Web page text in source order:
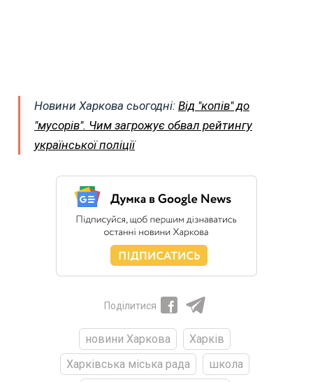
Новини Харкова сьогодні: Від "копів" до
"мусорів". Чим загрожує обвал рейтингу
української поліції
Поділитися
новини Харкова
Харків
Харківська міська рада
школа